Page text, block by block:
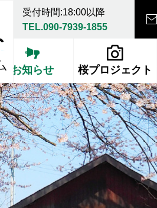
受付時間:18:00以降
TEL.090-7939-1855
お知らせ 桜プロジェクト